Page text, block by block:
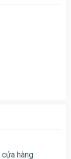
hàng.